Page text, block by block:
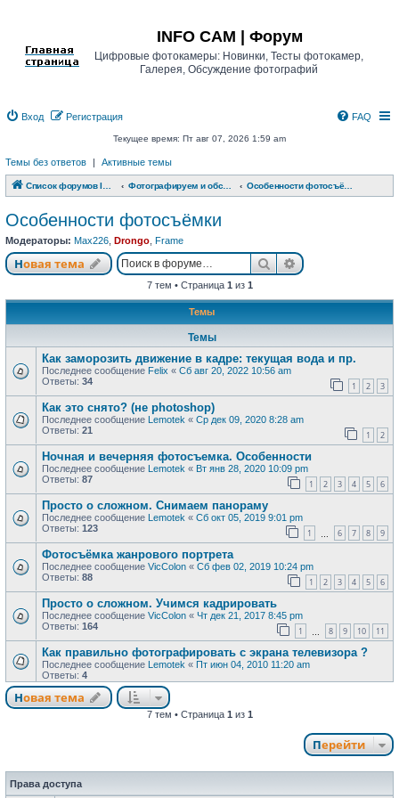
INFO CAM | Форум
Цифровые фотокамеры: Новинки, Тесты фотокамер,
Галерея, Обсуждение фотографий
Вход Регистрация FAQ
Текущее время: Пт авг 07, 2026 1:59 am
Темы без ответов | Активные темы
Список форумов INFO CAM | Форум Особенности фотосъёмки
Особенности фотосъёмки
Модераторы: Max226 Drongo Frame
Новая тема
Новая тема ПоискРасширенный
7 тем • Страница 1 из 1
Темы
Темы
Как заморозить движение в кадре: текущая вода и пр.
Последнее сообщение Felix « Сб авг 20, 2022 10:56 am
Ответы: 34 1 2 3
Как это снято? (не photoshop)
Последнее сообщение Lemotek « Ср дек 09, 2020 8:28 am
Ответы: 21 1 2
Ночная и вечерняя фотосъемка. Особенности
Последнее сообщение Lemotek « Вт янв 28, 2020 10:09 pm
Ответы: 87 1 2 3 4 5 6
Просто о сложном. Снимаем панораму
Последнее сообщение Lemotek « Сб окт 05, 2019 9:01 pm
Ответы: 123 1 6 7 8 9
Фотосъёмка жанрового портрета
Последнее сообщение VicColon « Сб фев 02, 2019 10:24 pm
Ответы: 88 1 2 3 4 5 6
Просто о сложном. Учимся кадрировать
Последнее сообщение VicColon « Чт дек 21, 2017 8:45 pm
Ответы: 164 1 8 9 10 11
Как правильно фотографировать с экрана телевизора ?
Последнее сообщение Lemotek « Пт июн 04, 2010 11:20 am
Ответы: 4
Новая тема
Новая тема
7 тем • Страница 1 из 1
Перейти
Права доступа